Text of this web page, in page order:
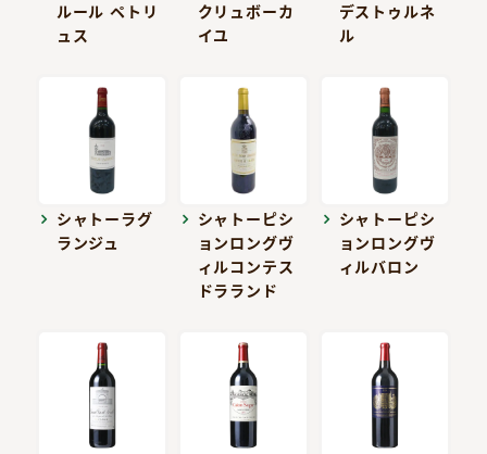
ルール ペトリ
ュス
クリュボーカ
イユ
デストゥルネ
ル
シャトーラグ
ランジュ
シャトーピシ
ョンロングヴ
ィルコンテス
ドラランド
シャトーピシ
ョンロングヴ
ィルバロン